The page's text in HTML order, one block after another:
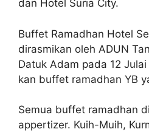
dan Hotel Suria City.
Buffet Ramadhan Hotel
dirasmikan oleh ADUN
Datuk Adam pada 12
kan buffet ramadhan YB
Semua buffet ramadhan
appertizer. Kuih-Muih,